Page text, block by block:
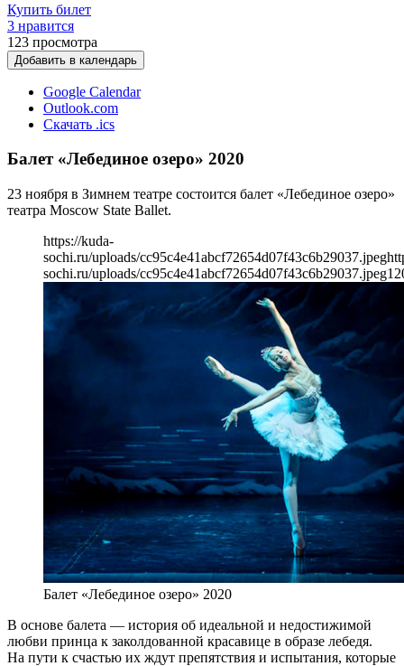
Купить билет
3 нравится
123 просмотра
Добавить в календарь
Google Calendar
Outlook.com
Скачать .ics
Балет «Лебединое озеро» 2020
23 ноября в Зимнем театре состоится балет «Лебединое озеро»
театра Moscow State Ballet.
https://kuda-
sochi.ru/uploads/cc95c4e41abcf72654d07f43c6b29037.jpeg
sochi.ru/uploads/cc95c4e41abcf72654d07f43c6b29037.jpeg
Балет «Лебединое озеро» 2020
В основе балета — история об идеальной и недостижимой
любви принца к заколдованной красавице в образе лебедя.
На пути к счастью их ждут препятствия и испытания, которые